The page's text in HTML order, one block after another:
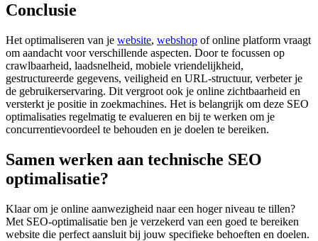
Conclusie
Het optimaliseren van je website, webshop of online platform vraagt
om aandacht voor verschillende aspecten. Door te focussen op
crawlbaarheid, laadsnelheid, mobiele vriendelijkheid,
gestructureerde gegevens, veiligheid en URL-structuur, verbeter je
de gebruikerservaring. Dit vergroot ook je online zichtbaarheid en
versterkt je positie in zoekmachines. Het is belangrijk om deze SEO
optimalisaties regelmatig te evalueren en bij te werken om je
concurrentievoordeel te behouden en je doelen te bereiken.
Samen werken aan technische SEO
optimalisatie?
Klaar om je online aanwezigheid naar een hoger niveau te tillen?
Met SEO-optimalisatie ben je verzekerd van een goed te bereiken
website die perfect aansluit bij jouw specifieke behoeften en doelen.